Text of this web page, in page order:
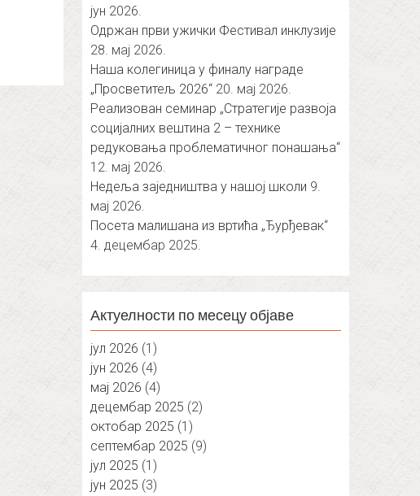
јун 2026.
Одржан први ужички Фестивал инклузије
28. мај 2026.
Наша колегиница у финалу награде
„Просветитељ 2026“ 20. мај 2026.
Реализован семинар „Стратегије развоја
социјалних вештина 2 – технике
редуковања проблематичног понашања“
12. мај 2026.
Недеља заједништва у нашој школи 9.
мај 2026.
Посета малишана из вртића „Ђурђевак“
4. децембар 2025.
Актуелности по месецу објаве
јул 2026 (1)
јун 2026 (4)
мај 2026 (4)
децембар 2025 (2)
октобар 2025 (1)
септембар 2025 (9)
јул 2025 (1)
јун 2025 (3)